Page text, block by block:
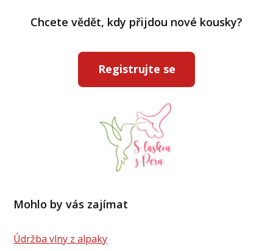
Chcete vědět, kdy přijdou nové kousky?
Registrujte se
Mohlo by vás zajímat
Údržba vlny z alpaky